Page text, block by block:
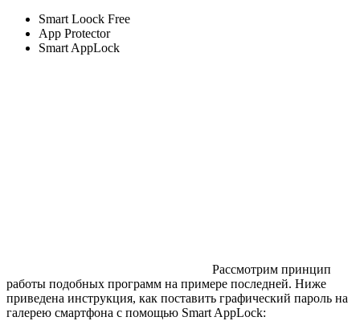
Smart Loock Free
App Protector
Smart AppLock
Рассмотрим принцип
работы подобных программ на примере последней. Ниже
приведена инструкция, как поставить графический пароль на
галерею смартфона с помощью Smart AppLock: